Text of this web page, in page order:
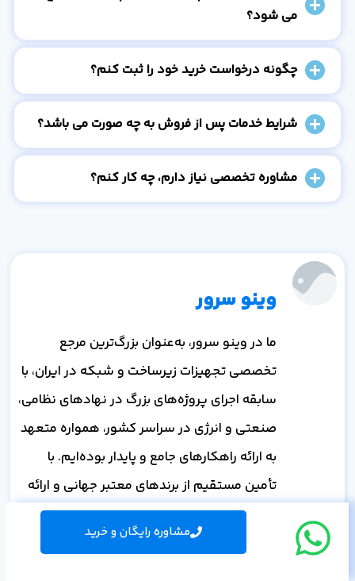
می شود؟
چگونه درخواست خرید خود را ثبت کنم؟
شرایط خدمات پس از فروش به چه صورت می باشد؟
مشاوره تخصصی نیاز دارم، چه کار کنم؟
وینو سرور
ما در وینو سرور، به‌عنوان بزرگ‌ترین مرجع
تخصصی تجهیزات زیرساخت و شبکه در ایران، با
سابقه اجرای پروژه‌های بزرگ در نهادهای نظامی،
صنعتی و انرژی در سراسر کشور، همواره متعهد
به ارائه راهکارهای جامع و پایدار بوده‌ایم. با
تأمین مستقیم از برندهای معتبر جهانی و ارائه
راهکارهای فنی مطابق با استانداردهای
بین‌المللی، همواره در تلاشیم تا اصالت، دانش و
مشاوره رایگان و خرید